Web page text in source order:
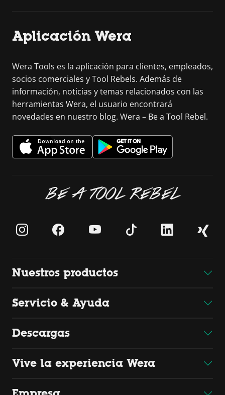
Aplicación Wera
Wera Tools es la aplicación para clientes, empleados,
socios comerciales y Tool Rebels. Además de
información, noticias y temas relacionados con las
herramientas Wera, el usuario encontrará
novedades en nuestro blog. Wera – Be a Tool Rebel.
BE A TOOL REBEL
Nuestros productos
Servicio & Ayuda
Descargas
Vive la experiencia Wera